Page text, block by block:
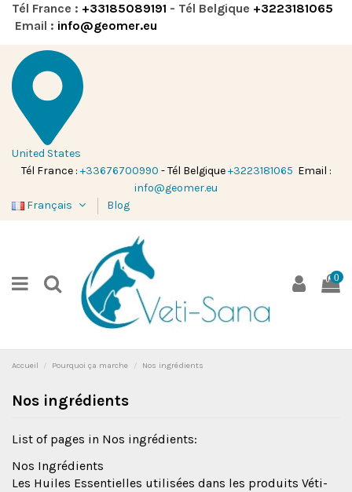
Tél France : +33185089191 - Tél Belgique +3223181065
Email : info@geomer.eu
United States
Tél France :+33676700990 - Tél Belgique+3223181065 Email :
info@geomer.eu
Français
Blog
0
Accueil Pourquoi ça marche Nos ingrédients
Nos ingrédients
List of pages in Nos ingrédients:
Nos Ingrédients
Les Huiles Essentielles utilisées dans les produits Véti-